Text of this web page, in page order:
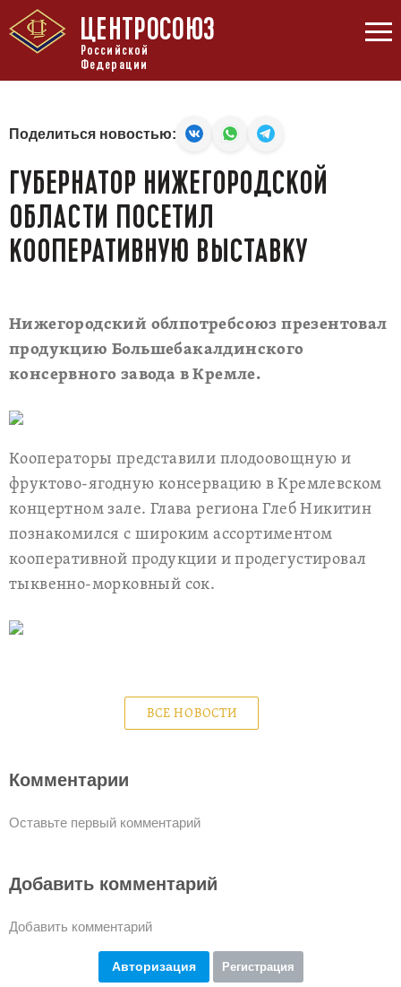
ЦЕНТРОСОЮЗ
Российской
Федерации
Поделиться новостью:
ГУБЕРНАТОР НИЖЕГОРОДСКОЙ
ОБЛАСТИ ПОСЕТИЛ
КООПЕРАТИВНУЮ ВЫСТАВКУ
Нижегородский облпотребсоюз презентовал
продукцию Большебакалдинского
консервного завода в Кремле.
Кооператоры представили плодоовощную и
фруктово-ягодную консервацию в Кремлевском
концертном зале. Глава региона Глеб Никитин
познакомился с широким ассортиментом
кооперативной продукции и продегустировал
тыквенно-морковный сок.
ВСЕ НОВОСТИ
Комментарии
Оставьте первый комментарий
Добавить комментарий
Добавить комментарий
Авторизация Регистрация